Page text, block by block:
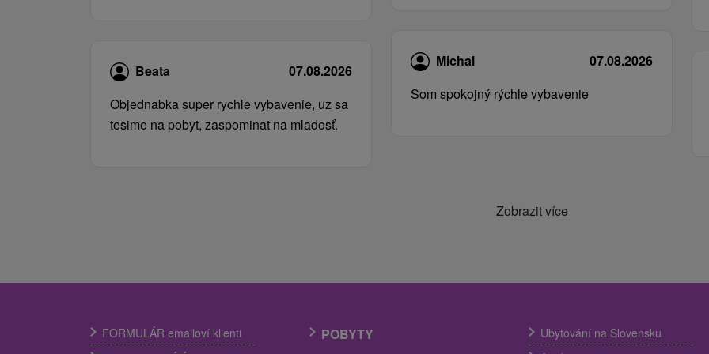
Beata
07.08.2026
Objednabka super rychle vybavenie, uz sa
tesime na pobyt, zaspominat na mladosť.
Michal
07.08.2026
Som spokojný rýchle vybavenie
Zobrazit více
FORMULÁR emailoví klienti POBYTY
Ubytování na Slovensku